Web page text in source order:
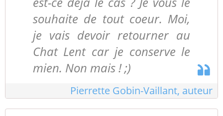
souhaite de tout coeur. Moi,
je vais devoir retourner au
Chat Lent car je conserve le
mien. Non mais ! ;)
Pierrette Gobin-Vaillant, auteur